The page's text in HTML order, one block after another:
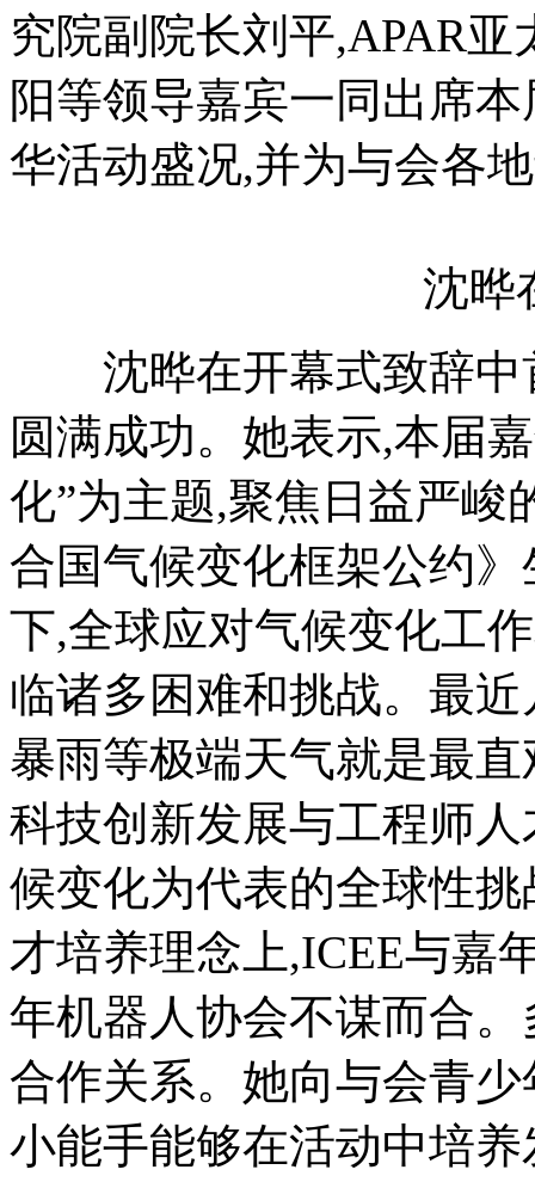
究院副院长刘平,APAR
阳等领导嘉宾一同出席
华活动盛况,并为与会各
沈晔在
沈晔在开幕式致辞中
圆满成功。她表示,本届
化”为主题,聚焦日益严峻
合国气候变化框架公约
下,全球应对气候变化工
临诸多困难和挑战。最
暴雨等极端天气就是最
科技创新发展与工程师
候变化为代表的全球性
才培养理念上,ICEE与
年机器人协会不谋而合
合作关系。她向与会青
小能手能够在活动中培